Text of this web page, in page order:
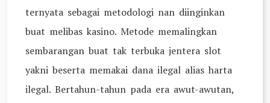
ternyata sebagai metodologi nan diinginkan
buat melibas kasino. Metode memalingkan
sembarangan buat tak terbuka jentera slot
yakni beserta memakai dana ilegal alias harta
ilegal. Bertahun-tahun pada era awut-awutan,